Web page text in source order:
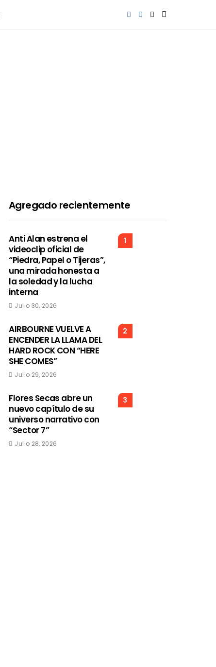
Agregado recientemente
1
Anti Alan estrena el
videoclip oficial de
“Piedra, Papel o Tijeras”,
una mirada honesta a
la soledad y la lucha
interna
Julio 30, 2026
2
AIRBOURNE VUELVE A
ENCENDER LA LLAMA DEL
HARD ROCK CON “HERE
SHE COMES”
Julio 29, 2026
3
Flores Secas abre un
nuevo capítulo de su
universo narrativo con
“Sector 7”
Julio 28, 2026